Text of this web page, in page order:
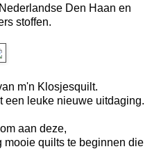
Den Haan en
stoffen.
m'n Klosjesquilt.
een leuke nieuwe uitdaging.
aan deze,
quilts te beginnen die